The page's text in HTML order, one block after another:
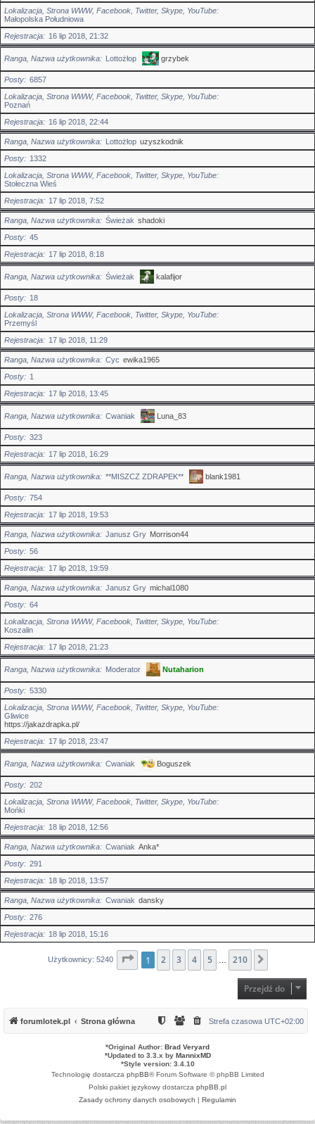
Lokalizacja, Strona WWW, Facebook, Twitter, Skype, YouTube
Małopolska Południowa
Rejestracja
16 lip 2018, 21:32
Ranga, Nazwa użytkownika Lottożłop grzybek
Posty
6857
Lokalizacja, Strona WWW, Facebook, Twitter, Skype, YouTube
Poznań
Rejestracja
16 lip 2018, 22:44
Ranga, Nazwa użytkownika Lottożłop uzyszkodnik
Posty
1332
Lokalizacja, Strona WWW, Facebook, Twitter, Skype, YouTube
Stołeczna Wieś
Rejestracja
17 lip 2018, 7:52
Ranga, Nazwa użytkownika Świeżak shadoki
Posty
45
Rejestracja
17 lip 2018, 8:18
Ranga, Nazwa użytkownika Świeżak kalafijor
Posty
18
Lokalizacja, Strona WWW, Facebook, Twitter, Skype, YouTube
Przemyśl
Rejestracja
17 lip 2018, 11:29
Ranga, Nazwa użytkownika Cyc ewika1965
Posty
1
Rejestracja
17 lip 2018, 13:45
Ranga, Nazwa użytkownika Cwaniak Luna_83
Posty
323
Rejestracja
17 lip 2018, 16:29
Ranga, Nazwa użytkownika **MISZCZ ZDRAPEK** blank1981
Posty
754
Rejestracja
17 lip 2018, 19:53
Ranga, Nazwa użytkownika Janusz Gry Morrison44
Posty
56
Rejestracja
17 lip 2018, 19:59
Ranga, Nazwa użytkownika Janusz Gry michal1080
Posty
64
Lokalizacja, Strona WWW, Facebook, Twitter, Skype, YouTube
Koszalin
Rejestracja
17 lip 2018, 21:23
Ranga, Nazwa użytkownika Moderator Nutaharion
Posty
5330
Lokalizacja, Strona WWW, Facebook, Twitter, Skype, YouTube
Gliwice
https://jakazdrapka.pl/
Rejestracja
17 lip 2018, 23:47
Ranga, Nazwa użytkownika Cwaniak Boguszek
Posty
202
Lokalizacja, Strona WWW, Facebook, Twitter, Skype, YouTube
Mońki
Rejestracja
18 lip 2018, 12:56
Ranga, Nazwa użytkownika Cwaniak Anka*
Posty
291
Rejestracja
18 lip 2018, 13:57
Ranga, Nazwa użytkownika Cwaniak dansky
Posty
276
Rejestracja
18 lip 2018, 15:16
Użytkownicy: 5240 Strona1 z210
1 2 3 4 5 210
Przejdź do
forumlotek.pl Strona główna Strefa czasowa UTC+02:00
*Original Author: Brad Veryard
*Updated to 3.3.x by MannixMD
*Style version: 3.4.10
Technologię dostarcza phpBB® Forum Software © phpBB Limited
Polski pakiet językowy dostarcza phpBB.pl
Zasady ochrony danych osobowych | Regulamin